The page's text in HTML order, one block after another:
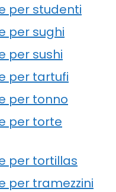
per studenti
per sughi
per sushi
per tartufi
per tonno
per torte
per tortillas
per tramezzini